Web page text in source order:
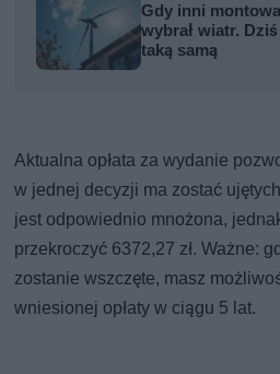
Gdy inni
wybrał wiatr.
taką samą
Aktualna opłata za wydanie
w jednej decyzji ma zostać
jest odpowiednio mnożona,
przekroczyć 6372,27 zł. Ważne:
zostanie wszczęte, masz
wniesionej opłaty w ciągu 5 lat.